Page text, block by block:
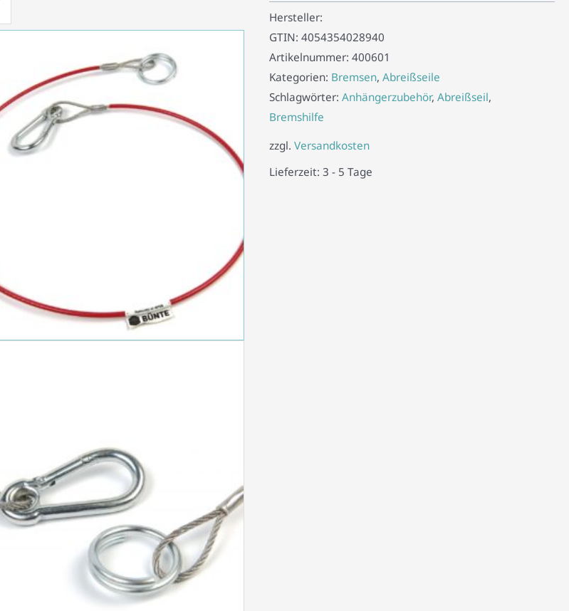
Hersteller:
GTIN: 4054354028940
Artikelnummer: 400601
Kategorien: Bremsen, Abreißseile
Schlagwörter: Anhängerzubehör, Abreißseil,
Bremshilfe
zzgl. Versandkosten
Lieferzeit: 3 - 5 Tage